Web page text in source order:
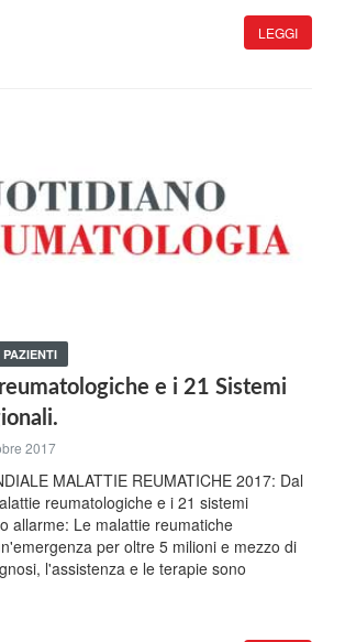
LEGGI
e i 21 Sistemi
2017
MALATTIE REUMATICHE 2017: Dal
reumatologiche e i 21 sistemi
allarme: Le malattie reumatiche
per oltre 5 milioni e mezzo di
l'assistenza e le terapie sono